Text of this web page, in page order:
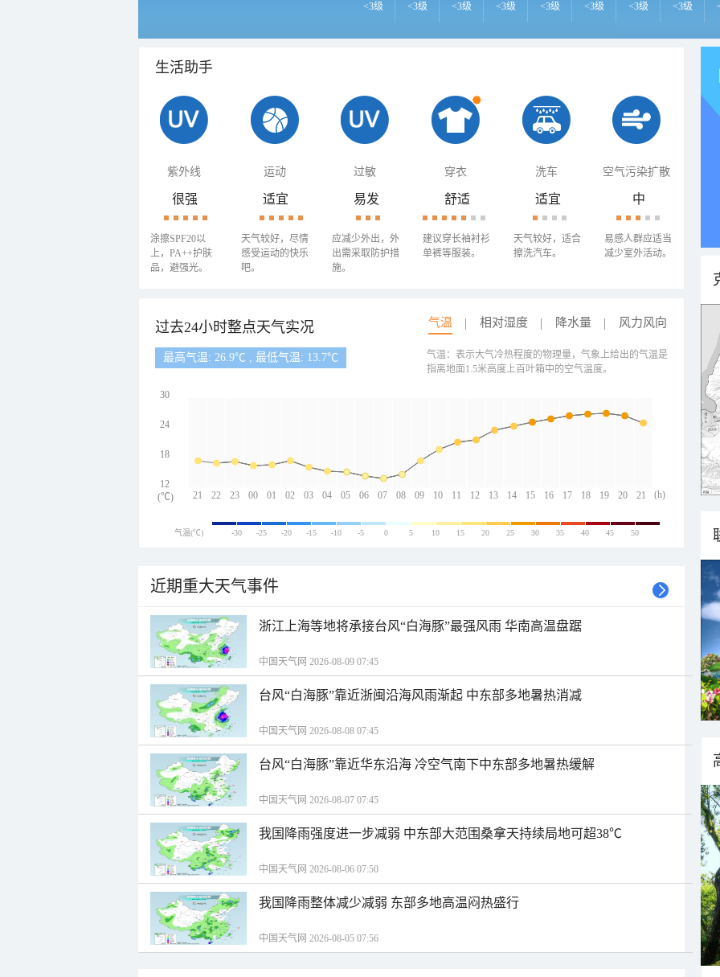
<3级 <3级 <3级 <3级 <3级 <3级 <3级 <3级
生活助手
紫外线 运动 过敏 穿衣 洗车 空气污染扩散
很强
涂擦SPF20以
上，PA++护肤
品，避强光。
适宜
天气较好，尽情
感受运动的快乐
吧。
易发
应减少外出，外
出需采取防护措
施。
舒适
建议穿长袖衬衫
单裤等服装。
适宜
天气较好，适合
擦洗汽车。
中
易感人群应适当
减少室外活动。
过去24小时整点天气实况 气温 相对湿度 降水量 风力风向
最高气温: 26.9℃ , 最低气温: 13.7℃
21 22 23 00 01 02 03 04 05 06 07 08 09 10 11 12 13 14 15 16 17 18 19 20 21
30
24
18
12
(h)
(℃)
气温：表示大气冷热程度的物理量，气象上给出的气温是
指离地面1.5米高度上百叶箱中的空气温度。
气温(℃) -30 -25 -20 -15 -10 -5 0 5 10 15 20 25 30 35 40 45 50
近期重大天气事件
浙江上海等地将承接台风“白海豚”最强风雨 华南高温盘踞
中国天气网 2026-08-09 07:45
台风“白海豚”靠近浙闽沿海风雨渐起 中东部多地暑热消减
中国天气网 2026-08-08 07:45
台风“白海豚”靠近华东沿海 冷空气南下中东部多地暑热缓解
中国天气网 2026-08-07 07:45
我国降雨强度进一步减弱 中东部大范围桑拿天持续局地可超38℃
中国天气网 2026-08-06 07:50
我国降雨整体减少减弱 东部多地高温闷热盛行
中国天气网 2026-08-05 07:56